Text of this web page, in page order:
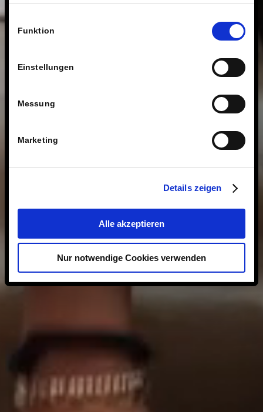
Technologien.
Funktion
Einstellungen
Messung
Marketing
Details zeigen
Alle akzeptieren
Nur notwendige Cookies verwenden